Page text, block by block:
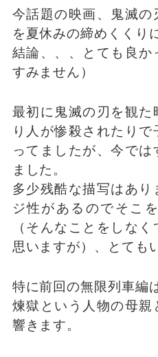
今話題の映画、鬼滅
を夏休みの締めくくり
結論、、、とても良
すみません）
最初に鬼滅の刃を観
り人が惨殺されたり
ってましたが、今で
ました。
多少残酷な描写はあ
ジ性があるのでそこ
（そんなことをしな
思いますが）、とても
特に前回の無限列車編
煉獄という人物の母
響きます。